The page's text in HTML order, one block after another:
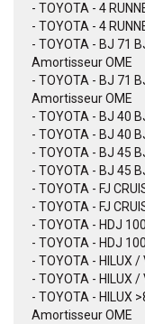
- TOYOTA - 4
- TOYOTA - 4
- TOYOTA - BJ 71
Amortisseur OME
- TOYOTA - BJ 71
Amortisseur OME
- TOYOTA - BJ 40
- TOYOTA - BJ 40
- TOYOTA - BJ 45
- TOYOTA - BJ 45
- TOYOTA - FJ
- TOYOTA - FJ
- TOYOTA - HDJ
- TOYOTA - HDJ
- TOYOTA - HILUX
- TOYOTA - HILUX
- TOYOTA - HILUX
Amortisseur OME